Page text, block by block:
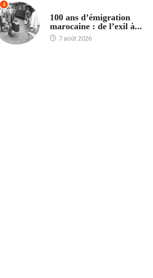
4
100 ans d’émigration
marocaine : de l’exil à...
7 août 2026